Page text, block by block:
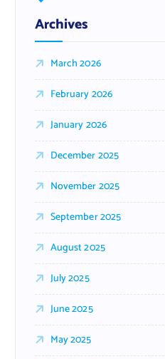
Archives
March 2026
February 2026
January 2026
December 2025
November 2025
September 2025
August 2025
July 2025
June 2025
May 2025